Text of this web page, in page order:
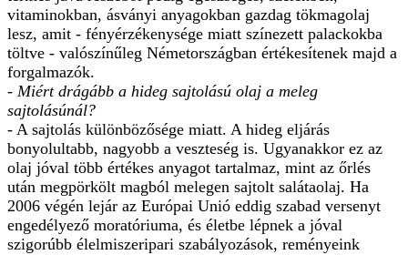
vitaminokban, ásványi anyagokban gazdag tökmagolaj
lesz, amit - fényérzékenysége miatt színezett palackokba
töltve - valószínűleg Németországban értékesítenek majd a
forgalmazók.
- Miért drágább a hideg sajtolású olaj a meleg
sajtolásúnál?
- A sajtolás különbözősége miatt. A hideg eljárás
bonyolultabb, nagyobb a veszteség is. Ugyanakkor ez az
olaj jóval több értékes anyagot tartalmaz, mint az őrlés
után megpörkölt magból melegen sajtolt salátaolaj. Ha
2006 végén lejár az Európai Unió eddig szabad versenyt
engedélyező moratóriuma, és életbe lépnek a jóval
szigorúbb élelmiszeripari szabályozások, reményeink